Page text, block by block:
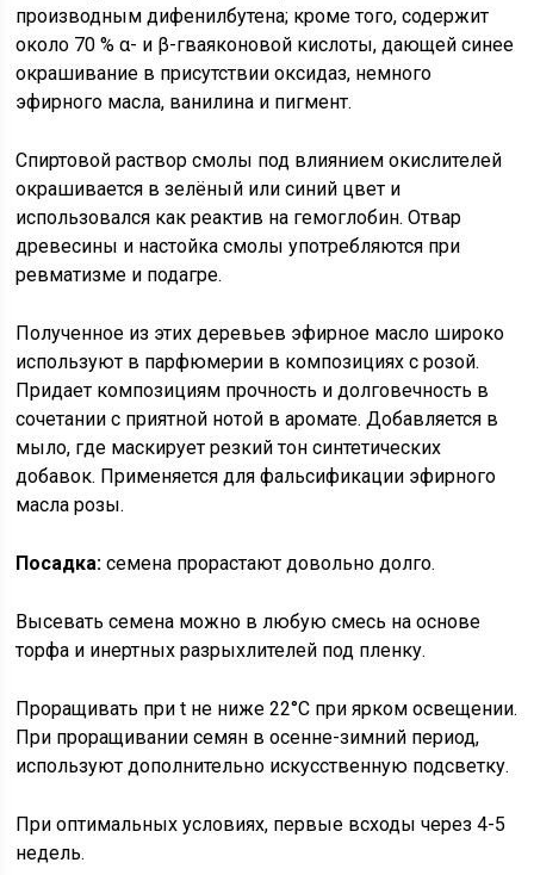
производным дифенилбутена; кроме того, содержит
около 70 % α- и β-гваяконовой кислоты, дающей синее
окрашивание в присутствии оксидаз, немного
эфирного масла, ванилина и пигмент.
Спиртовой раствор смолы под влиянием окислителей
окрашивается в зелёный или синий цвет и
использовался как реактив на гемоглобин. Отвар
древесины и настойка смолы употребляются при
ревматизме и подагре.
Полученное из этих деревьев эфирное масло широко
используют в парфюмерии в композициях с розой.
Придает композициям прочность и долговечность в
сочетании с приятной нотой в аромате. Добавляется в
мыло, где маскирует резкий тон синтетических
добавок. Применяется для фальсификации эфирного
масла розы.
Посадка: семена прорастают довольно долго.
Высевать семена можно в любую смесь на основе
торфа и инертных разрыхлителей под пленку.
Проращивать при t не ниже 22°С при ярком освещении.
При проращивании семян в осенне-зимний период,
используют дополнительно искусственную подсветку.
При оптимальных условиях, первые всходы через 4-5
недель.